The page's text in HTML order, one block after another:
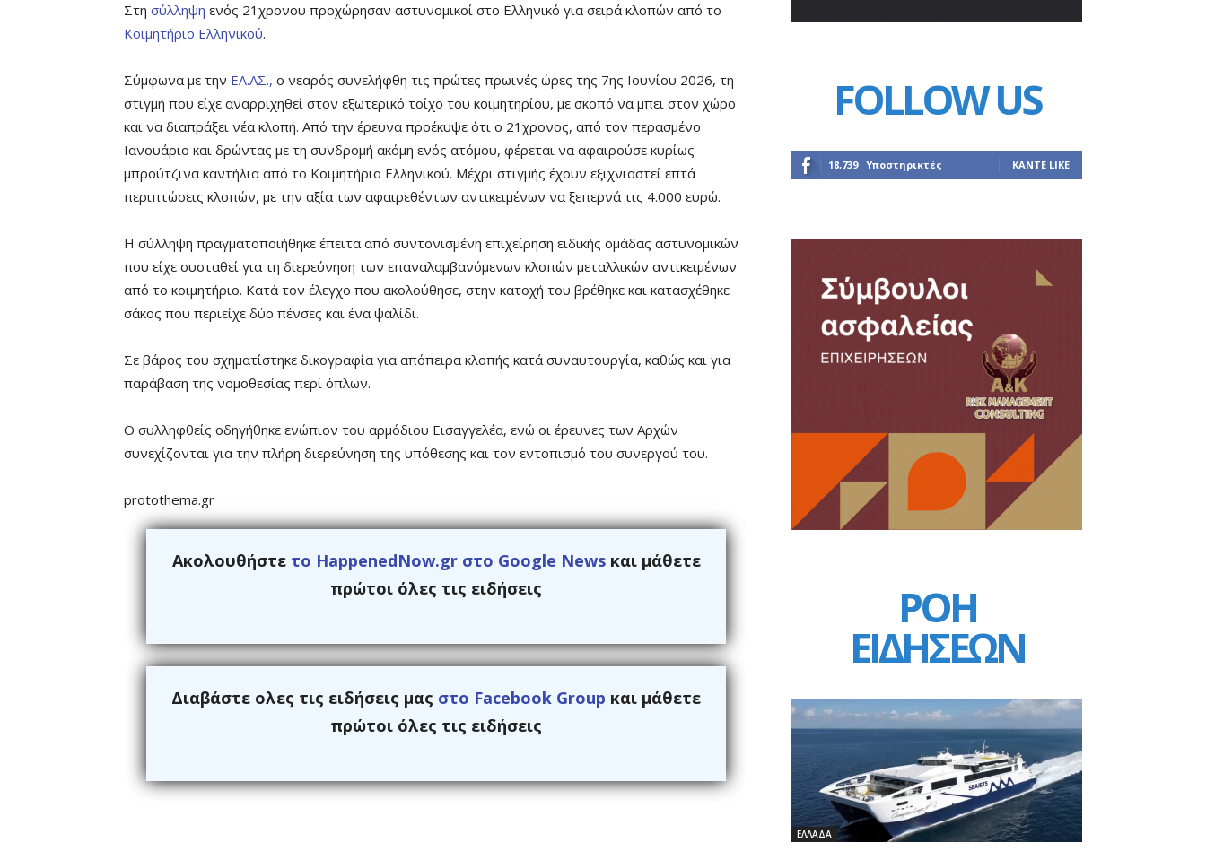
Στη σύλληψη ενός 21χρονου προχώρησαν αστυνομικοί στο Ελληνικό για σειρά κλοπών από το
Κοιμητήριο Ελληνικού.
Σύμφωνα με την ΕΛ.ΑΣ., ο νεαρός συνελήφθη τις πρώτες πρωινές ώρες της 7ης Ιουνίου 2026, τη
στιγμή που είχε αναρριχηθεί στον εξωτερικό τοίχο του κοιμητηρίου, με σκοπό να μπει στον χώρο
και να διαπράξει νέα κλοπή. Από την έρευνα προέκυψε ότι ο 21χρονος, από τον περασμένο
Ιανουάριο και δρώντας με τη συνδρομή ακόμη ενός ατόμου, φέρεται να αφαιρούσε κυρίως
μπρούτζινα καντήλια από το Κοιμητήριο Ελληνικού. Μέχρι στιγμής έχουν εξιχνιαστεί επτά
περιπτώσεις κλοπών, με την αξία των αφαιρεθέντων αντικειμένων να ξεπερνά τις 4.000 ευρώ.
Η σύλληψη πραγματοποιήθηκε έπειτα από συντονισμένη επιχείρηση ειδικής ομάδας αστυνομικών
που είχε συσταθεί για τη διερεύνηση των επαναλαμβανόμενων κλοπών μεταλλικών αντικειμένων
από το κοιμητήριο. Κατά τον έλεγχο που ακολούθησε, στην κατοχή του βρέθηκε και κατασχέθηκε
σάκος που περιείχε δύο πένσες και ένα ψαλίδι.
Σε βάρος του σχηματίστηκε δικογραφία για απόπειρα κλοπής κατά συναυτουργία, καθώς και για
παράβαση της νομοθεσίας περί όπλων.
Ο συλληφθείς οδηγήθηκε ενώπιον του αρμόδιου Εισαγγελέα, ενώ οι έρευνες των Αρχών
συνεχίζονται για την πλήρη διερεύνηση της υπόθεσης και τον εντοπισμό του συνεργού του.
protothema.gr
Ακολουθήστε το HappenedNow.gr στο Google Newsκαι μάθετε
πρώτοι όλες τις ειδήσεις
Διαβάστε ολες τις ειδήσεις μας στο Facebook Group και μάθετε
πρώτοι όλες τις ειδήσεις
FOLLOW US
18,739 Υποστηρικτές ΚΆΝΤΕ LIKE
ΡΟΗ
ΕΙΔΗΣΕΩΝ
ΕΛΛΑΔΑ